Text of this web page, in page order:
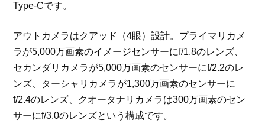
Type-Cです。
アウトカメラはクアッド（4眼）設計。プライマリカメ
ラが5,000万画素のイメージセンサーにf/1.8のレンズ、
セカンダリカメラが5,000万画素のセンサーにf/2.2のレ
ンズ、ターシャリカメラが1,300万画素のセンサーに
f/2.4のレンズ、クオータナリカメラは300万画素のセン
サーにf/3.0のレンズという構成です。